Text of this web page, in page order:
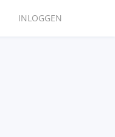
INLOGGEN